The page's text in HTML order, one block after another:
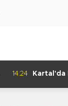
14:24
Kartal'da